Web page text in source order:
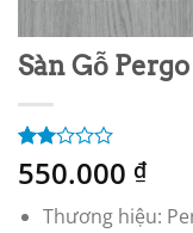
Sàn Gỗ
2.00
trên
dựa
2
550.000 ₫
Thương hiệu: